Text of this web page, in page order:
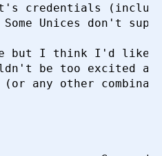
apache authentication
28
apache authentication
10 мая
credentials
Unices don't
but I think I'd like to
be too excited
(or any other